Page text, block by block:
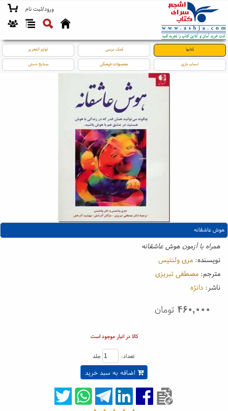
ورود/ثبت نام
کتابها کمک درسی لوازم التحریر
اسباب بازی محصولات فرهنگی صنایع دستی
هوش عاشقانه
همراه با آزمون هوش عاشقانه
نویسنده: مری ولنتیس
مترجم: مصطفی تبریزی
ناشر: دانژه
۴۶۰,۰۰۰ تومان
کالا در انبار موجود است
تعداد: جلد
اضافه به سبد خرید